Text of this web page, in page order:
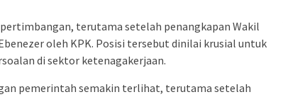
terutama setelah penangkapan Wakil
oleh KPK. Posisi tersebut dinilai krusial untuk
di sektor ketenagakerjaan.
pemerintah semakin terlihat, terutama setelah